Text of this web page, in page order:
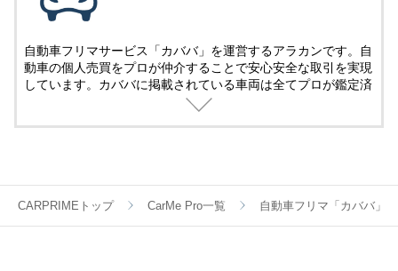
自動車フリマサービス「カババ」を運営するアラカンです。自
動車の個人売買をプロが仲介することで安心安全な取引を実現
しています。カババに掲載されている車両は全てプロが鑑定済
CARPRIMEトップ CarMe Pro一覧 自動車フリマ「カババ」